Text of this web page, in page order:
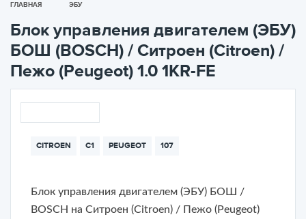
ГЛАВНАЯ ЭБУ
Блок управления двигателем (ЭБУ)
БОШ (BOSCH) / Ситроен (Citroen) /
Пежо (Peugeot) 1.0 1KR-FE
CITROEN C1 PEUGEOT 107
Блок управления двигателем (ЭБУ) БОШ /
BOSCH на Ситроен (Citroen) / Пежо (Peugeot)